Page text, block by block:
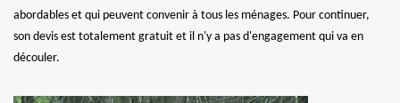
abordables et qui peuvent convenir à tous les ménages. Pour continuer,
son devis est totalement gratuit et il n'y a pas d'engagement qui va en
découler.